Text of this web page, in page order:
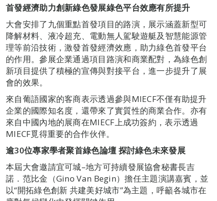
首發經濟助力創新綠色發展綠色平台效應有所提升
大會安排了九個重點首發項目的路演，展示涵蓋新型可
降解材料、液冷超充、電動無人駕駛遊艇及智慧能源管
理等前沿技術，激發首發經濟效應，助力綠色首發平台
的作用。參展企業通過項目路演和商業配對，為綠色創
新項目提供了積極的宣傳與對接平台，進一步提升了展
會的效果。
來自葡語國家的客商表示透過參與MIECF不僅有助提升
企業的國際知名度，還帶來了實質性的商業合作。亦有
來自中國內地的展商在MIECF上成功簽約，表示透過
MIECF覓得重要的合作伙伴。
逾30位專家學者聚首綠色論壇 探討綠色未來發展
本屆大會邀請宜可城–地方可持續發展協會秘書長吉
諾．范比金（Gino Van Begin）擔任主題演講嘉賓，並
以“開拓綠色創新 共建美好城市”為主題，呼籲各城市在